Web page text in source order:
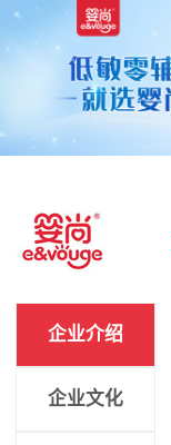
企业介绍
企业文化